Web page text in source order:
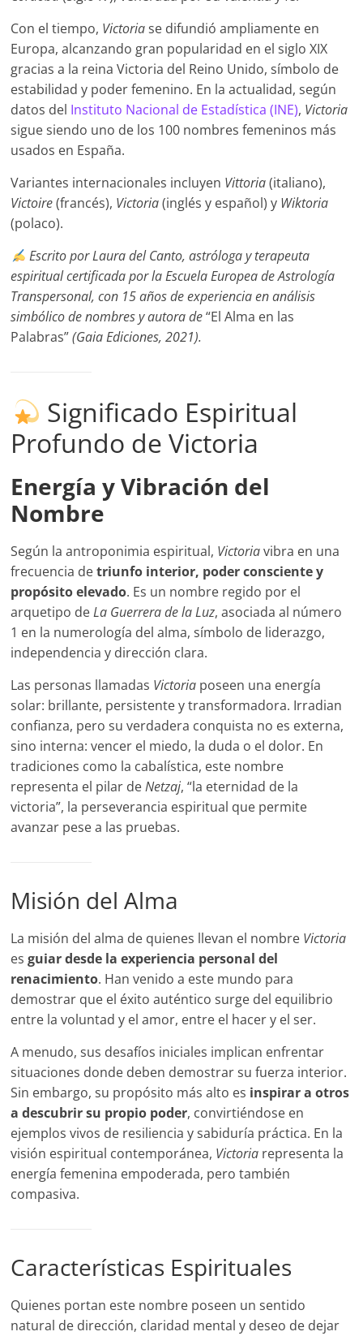
Con el tiempo, Victoriase difundió ampliamente en
Europa, alcanzando gran popularidad en el siglo XIX
gracias a la reina Victoria del Reino Unido, símbolo de
estabilidad y poder femenino. En la actualidad, según
datos del Instituto Nacional de Estadística (INE), Victoria
sigue siendo uno de los 100 nombres femeninos más
usados en España.
Variantes internacionales incluyen Vittoria(italiano),
Victoire(francés), Victoria(inglés y español) y Wiktoria
(polaco).
Escrito por Laura del Canto, astróloga y terapeuta
espiritual certificada por la Escuela Europea de Astrología
Transpersonal, con 15 años de experiencia en análisis
simbólico de nombres y autora de“El Alma en las
Palabras”(Gaia Ediciones, 2021).
Significado Espiritual
Profundo de Victoria
Energía y Vibración del
Nombre
Según la antroponimia espiritual, Victoriavibra en una
frecuencia detriunfo interior, poder consciente y
propósito elevado. Es un nombre regido por el
arquetipo deLa Guerrera de la Luz, asociada al número
1 en la numerología del alma, símbolo de liderazgo,
independencia y dirección clara.
Las personas llamadas Victoria poseen una energía
solar: brillante, persistente y transformadora. Irradian
confianza, pero su verdadera conquista no es externa,
sino interna: vencer el miedo, la duda o el dolor. En
tradiciones como la cabalística, este nombre
representa el pilar deNetzaj, “la eternidad de la
victoria”, la perseverancia espiritual que permite
avanzar pese a las pruebas.
Misión del Alma
La misión del alma de quienes llevan el nombre Victoria
esguiar desde la experiencia personal del
renacimiento. Han venido a este mundo para
demostrar que el éxito auténtico surge del equilibrio
entre la voluntad y el amor, entre el hacer y el ser.
A menudo, sus desafíos iniciales implican enfrentar
situaciones donde deben demostrar su fuerza interior.
Sin embargo, su propósito más alto es inspirar a otros
a descubrir su propio poder, convirtiéndose en
ejemplos vivos de resiliencia y sabiduría práctica. En la
visión espiritual contemporánea, Victoria representa la
energía femenina empoderada, pero también
compasiva.
Características Espirituales
Quienes portan este nombre poseen un sentido
natural de dirección, claridad mental y deseo de dejar